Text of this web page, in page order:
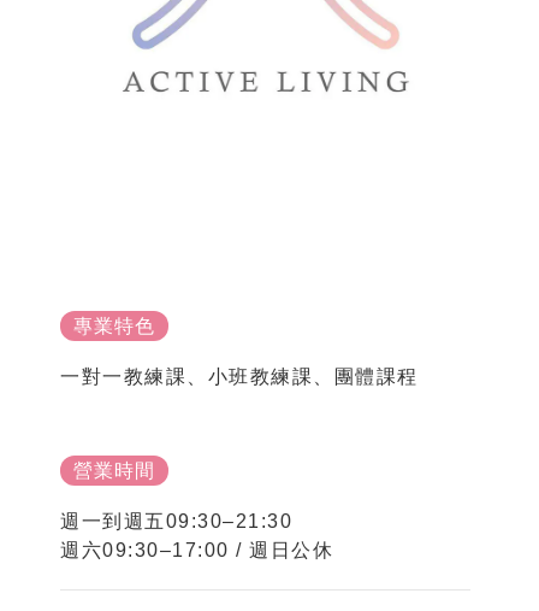
專業特色
一對一教練課、小班教練課、團體課程
營業時間
週一到週五09:30–21:30
週六09:30–17:00 / 週日公休